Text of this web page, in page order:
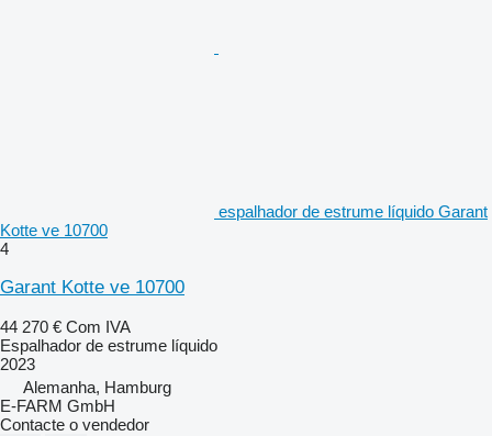
espalhador de estrume líquido Garant
Kotte ve 10700
4
Garant Kotte ve 10700
44 270 € Com IVA
Espalhador de estrume líquido
2023
Alemanha, Hamburg
E-FARM GmbH
Contacte o vendedor